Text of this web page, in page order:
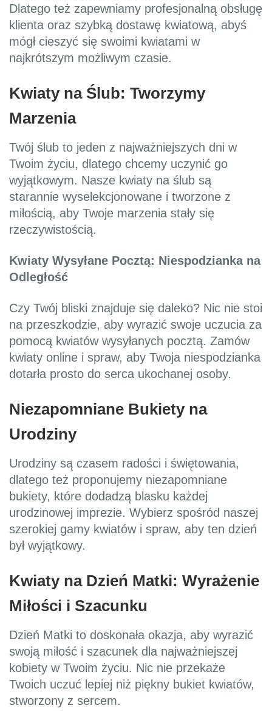
Dlatego też zapewniamy profesjonalną obsługę
klienta oraz szybką dostawę kwiatową, abyś
mógł cieszyć się swoimi kwiatami w
najkrótszym możliwym czasie.
Kwiaty na Ślub: Tworzymy
Marzenia
Twój ślub to jeden z najważniejszych dni w
Twoim życiu, dlatego chcemy uczynić go
wyjątkowym. Nasze kwiaty na ślub są
starannie wyselekcjonowane i tworzone z
miłością, aby Twoje marzenia stały się
rzeczywistością.
Kwiaty Wysyłane Pocztą: Niespodzianka na
Odległość
Czy Twój bliski znajduje się daleko? Nic nie stoi
na przeszkodzie, aby wyrazić swoje uczucia za
pomocą kwiatów wysyłanych pocztą. Zamów
kwiaty online i spraw, aby Twoja niespodzianka
dotarła prosto do serca ukochanej osoby.
Niezapomniane Bukiety na
Urodziny
Urodziny są czasem radości i świętowania,
dlatego też proponujemy niezapomniane
bukiety, które dodadzą blasku każdej
urodzinowej imprezie. Wybierz spośród naszej
szerokiej gamy kwiatów i spraw, aby ten dzień
był wyjątkowy.
Kwiaty na Dzień Matki: Wyrażenie
Miłości i Szacunku
Dzień Matki to doskonała okazja, aby wyrazić
swoją miłość i szacunek dla najważniejszej
kobiety w Twoim życiu. Nic nie przekaże
Twoich uczuć lepiej niż piękny bukiet kwiatów,
stworzony z sercem.